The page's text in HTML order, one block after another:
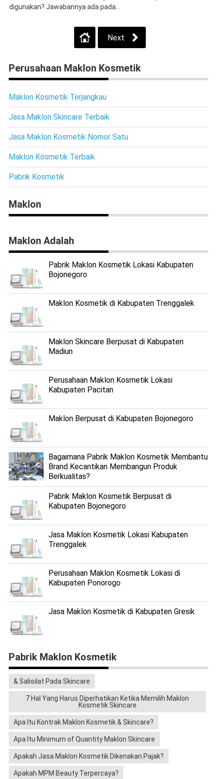
digunakan? Jawabannya ada pada...
Next
Perusahaan Maklon Kosmetik
Maklon Kosmetik Terjangkau
Jasa Maklon Skincare Terbaik
Jasa Maklon Kosmetik Nomor Satu
Maklon Kosmetik Terbaik
Pabrik Kosmetik
Maklon
Maklon Adalah
Pabrik Maklon Kosmetik Lokasi Kabupaten
Bojonegoro
Maklon Kosmetik di Kabupaten Trenggalek
Maklon Skincare Berpusat di Kabupaten
Madiun
Perusahaan Maklon Kosmetik Lokasi
Kabupaten Pacitan
Maklon Berpusat di Kabupaten Bojonegoro
Bagaimana Pabrik Maklon Kosmetik Membantu
Brand Kecantikan Membangun Produk
Berkualitas?
Pabrik Maklon Kosmetik Berpusat di
Kabupaten Bojonegoro
Jasa Maklon Kosmetik Lokasi Kabupaten
Trenggalek
Perusahaan Maklon Kosmetik Lokasi di
Kabupaten Ponorogo
Jasa Maklon Kosmetik di Kabupaten Gresik
Pabrik Maklon Kosmetik
& Salisilat Pada Skincare
7 Hal Yang Harus Diperhatikan Ketika Memilih Maklon
Kosmetik Skincare
Apa Itu Kontrak Maklon Kosmetik & Skincare?
Apa Itu Minimum of Quantity Maklon Skincare
Apakah Jasa Maklon Kosmetik Dikenakan Pajak?
Apakah MPM Beauty Terpercaya?